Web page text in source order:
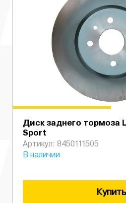
Диск заднего тормоза
Sport
Артикул: 8450111505
В наличии
Купить